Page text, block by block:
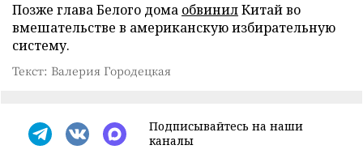
Позже глава Белого дома обвинилКитай во
вмешательстве в американскую избирательную
систему.
Текст: Валерия Городецкая
Подписывайтесь на наши
каналы